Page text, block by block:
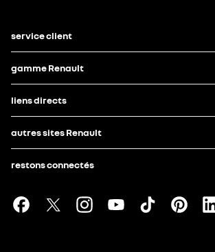
service client
gamme Renault
liens directs
autres sites Renault
restons connectés